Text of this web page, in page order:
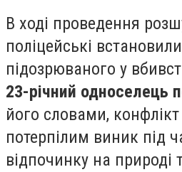
В ході проведення
поліцейські
підозрюваного у
23-річний односелець
його словами,
потерпілим виник під
відпочинку на природі